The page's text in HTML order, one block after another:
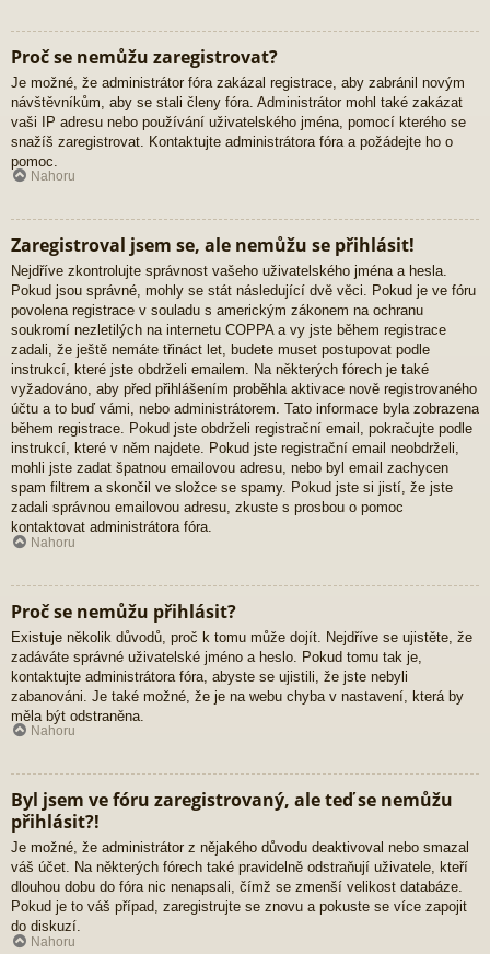
Proč se nemůžu zaregistrovat?
Je možné, že administrátor fóra zakázal registrace, aby zabránil novým
návštěvníkům, aby se stali členy fóra. Administrátor mohl také zakázat
vaši IP adresu nebo používání uživatelského jména, pomocí kterého se
snažíš zaregistrovat. Kontaktujte administrátora fóra a požádejte ho o
pomoc.
Nahoru
Zaregistroval jsem se, ale nemůžu se přihlásit!
Nejdříve zkontrolujte správnost vašeho uživatelského jména a hesla.
Pokud jsou správné, mohly se stát následující dvě věci. Pokud je ve fóru
povolena registrace v souladu s americkým zákonem na ochranu
soukromí nezletilých na internetu COPPA a vy jste během registrace
zadali, že ještě nemáte třináct let, budete muset postupovat podle
instrukcí, které jste obdrželi emailem. Na některých fórech je také
vyžadováno, aby před přihlášením proběhla aktivace nově registrovaného
účtu a to buď vámi, nebo administrátorem. Tato informace byla zobrazena
během registrace. Pokud jste obdrželi registrační email, pokračujte podle
instrukcí, které v něm najdete. Pokud jste registrační email neobdrželi,
mohli jste zadat špatnou emailovou adresu, nebo byl email zachycen
spam filtrem a skončil ve složce se spamy. Pokud jste si jistí, že jste
zadali správnou emailovou adresu, zkuste s prosbou o pomoc
kontaktovat administrátora fóra.
Nahoru
Proč se nemůžu přihlásit?
Existuje několik důvodů, proč k tomu může dojít. Nejdříve se ujistěte, že
zadáváte správné uživatelské jméno a heslo. Pokud tomu tak je,
kontaktujte administrátora fóra, abyste se ujistili, že jste nebyli
zabanováni. Je také možné, že je na webu chyba v nastavení, která by
měla být odstraněna.
Nahoru
Byl jsem ve fóru zaregistrovaný, ale teď se nemůžu
přihlásit?!
Je možné, že administrátor z nějakého důvodu deaktivoval nebo smazal
váš účet. Na některých fórech také pravidelně odstraňují uživatele, kteří
dlouhou dobu do fóra nic nenapsali, čímž se zmenší velikost databáze.
Pokud je to váš případ, zaregistrujte se znovu a pokuste se více zapojit
do diskuzí.
Nahoru